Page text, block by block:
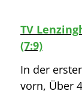
TV
(7:9)
In der
vorn, Über